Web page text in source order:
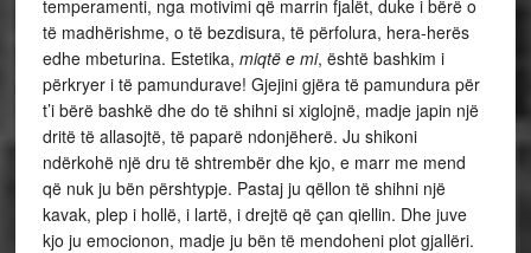
temperamenti, nga motivimi që marrin fjalët, duke i bërë o
të madhërishme, o të bezdisura, të përfolura, hera-herës
edhe mbeturina. Estetika, miqtë e mi, është bashkim i
përkryer i të pamundurave! Gjejini gjëra të pamundura për
t’i bërë bashkë dhe do të shihni si xiglojnë, madje japin një
dritë të allasojtë, të paparë ndonjëherë. Ju shikoni
ndërkohë një dru të shtrembër dhe kjo, e marr me mend
që nuk ju bën përshtypje. Pastaj ju qëllon të shihni një
kavak, plep i hollë, i lartë, i drejtë që çan qiellin. Dhe juve
kjo ju emocionon, madje ju bën të mendoheni plot gjallëri.